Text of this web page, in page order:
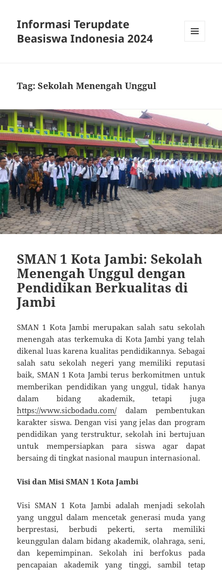
Informasi Terupdate
Beasiswa Indonesia 2024
Tag:Sekolah Menengah Unggul
SMAN 1 Kota Jambi: Sekolah
Menengah Unggul dengan
Pendidikan Berkualitas di
Jambi
SMAN 1 Kota Jambi merupakan salah satu sekolah
menengah atas terkemuka di Kota Jambi yang telah
dikenal luas karena kualitas pendidikannya. Sebagai
salah satu sekolah negeri yang memiliki reputasi
baik, SMAN 1 Kota Jambi terus berkomitmen untuk
memberikan pendidikan yang unggul, tidak hanya
dalam bidang akademik, tetapi juga
https://www.sicbodadu.com/dalam pembentukan
karakter siswa. Dengan visi yang jelas dan program
pendidikan yang terstruktur, sekolah ini bertujuan
untuk mempersiapkan para siswa agar dapat
bersaing di tingkat nasional maupun internasional.
Visi dan Misi SMAN 1 Kota Jambi
Visi SMAN 1 Kota Jambi adalah menjadi sekolah
yang unggul dalam mencetak generasi muda yang
berprestasi, berbudi pekerti, serta memiliki
keunggulan dalam bidang akademik, olahraga, seni,
dan kepemimpinan. Sekolah ini berfokus pada
pencapaian akademik yang tinggi, sambil tetap